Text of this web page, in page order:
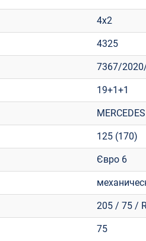
4х2
4325
7367/
19+1+1
125 (170)
Євро 6
205 / 75 /
75